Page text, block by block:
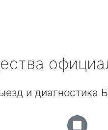
и диагностика